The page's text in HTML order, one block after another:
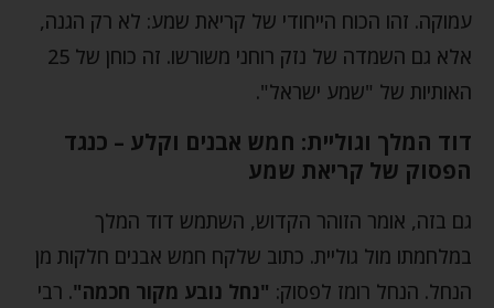
עמוקה. זהו הכוח הייחודי של קריאת שמע: לא רק הגנה,
אלא גם השמדה של נזק רוחני משורשו. זה כוחן של 25
האותיות של "שמע ישראל".
דוד המלך וגוליית: חמש אבנים וקלע – כנגד
הפסוק של קריאת שמע
גם בזה, אומר הזוהר הקדוש, השתמש דוד המלך
במלחמתו מול גוליית. כתוב שלקח חמש אבנים חלקות מן
הנחל. הנחל רומז לפסוק: "נחל נובע מקור חכמה". רבי